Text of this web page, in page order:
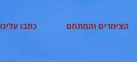
הצימרים והמתחם כתבו עלינו